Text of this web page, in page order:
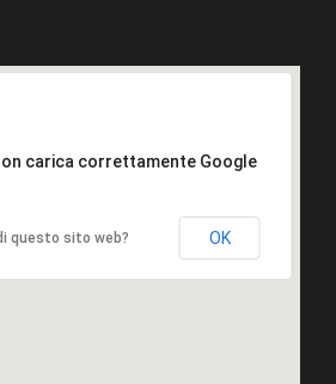
carica correttamente Google
questo sito web? OK